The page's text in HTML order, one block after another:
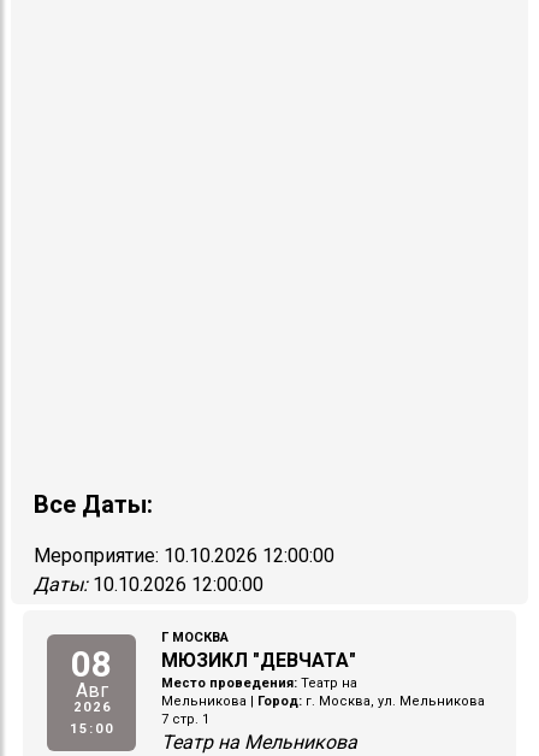
Все Даты:
Мероприятие: 10.10.2026 12:00:00
Даты: 10.10.2026 12:00:00
08
Авг
2026
15:00
Г МОСКВА
МЮЗИКЛ "ДЕВЧАТА"
Место проведения: Театр на
Мельникова
Город: г. Москва, ул. Мельникова
7 стр. 1
Театр на Мельникова